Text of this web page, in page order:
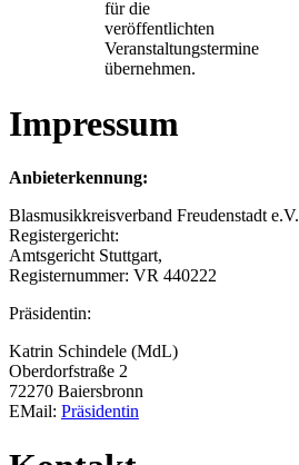
für die
veröffentlichten
Veranstaltungstermine
übernehmen.
Impressum
Anbieterkennung:
Blasmusikkreisverband Freudenstadt e.V.
Registergericht:
Amtsgericht Stuttgart,
Registernummer: VR 440222
Präsidentin:
Katrin Schindele (MdL)
Oberdorfstraße 2
72270 Baiersbronn
EMail: Präsidentin